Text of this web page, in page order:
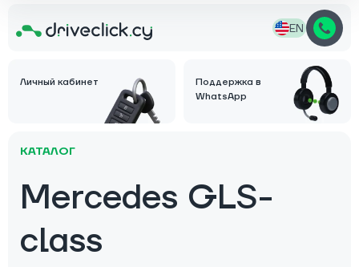
EN
Личный кабинет
Поддержка в
WhatsApp
КАТАЛОГ
Mercedes GLS-
class